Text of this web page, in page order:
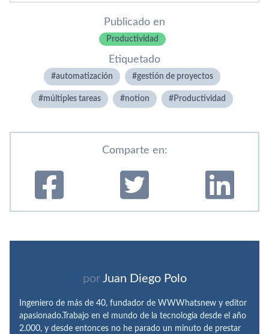
Publicado en
Productividad
Etiquetado
automatización gestión de proyectos
múltiples tareas notion Productividad
Comparte en:
por Juan Diego Polo
Ingeniero de más de 40, fundador de WWWhatsnew y editor
apasionado.Trabajo en el mundo de la tecnología desde el año
2.000, y desde entonces no he parado un minuto de prestar